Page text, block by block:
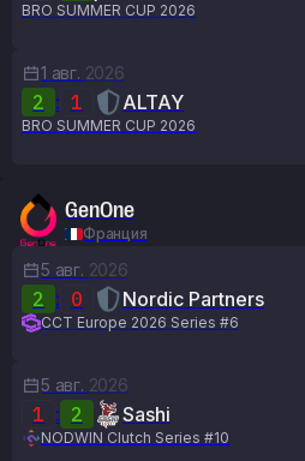
BRO SUMMER CUP 2026
1 авг. 2026
2 : 1 ALTAY
BRO SUMMER CUP 2026
GenOne
Франция
5 авг. 2026
2 : 0 Nordic Partners
CCT Europe 2026 Series #6
5 авг. 2026
1 : 2 Sashi
NODWIN Clutch Series #10